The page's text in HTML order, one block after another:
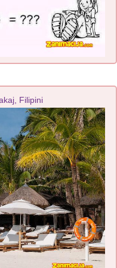
Filipini